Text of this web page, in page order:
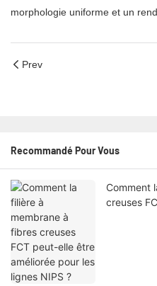
morphologie uniforme et un
Prev
Recommandé Pour Vous
Comment
creuses